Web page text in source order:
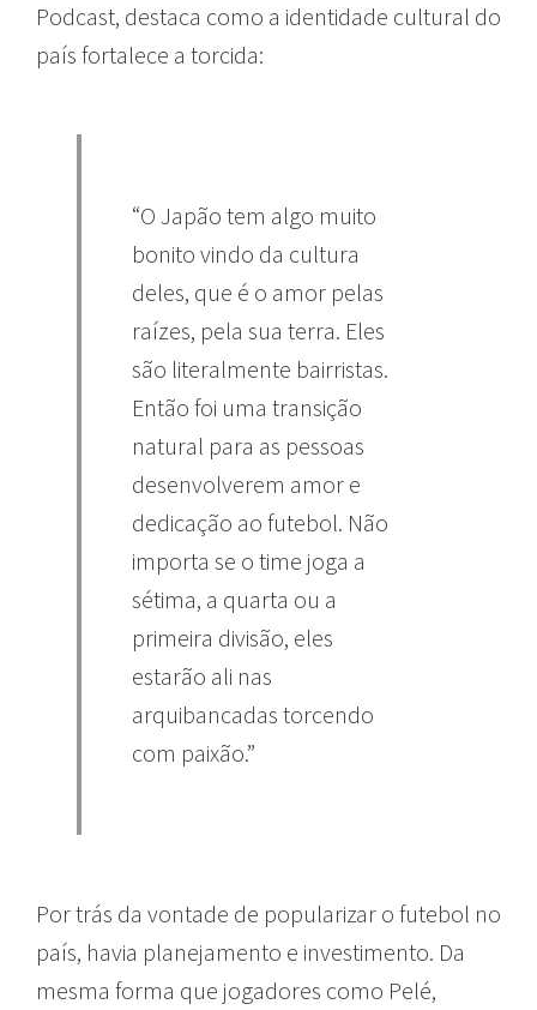
Podcast, destaca como a identidade cultural do
país fortalece a torcida:
“O Japão tem algo muito
bonito vindo da cultura
deles, que é o amor pelas
raízes, pela sua terra. Eles
são literalmente bairristas.
Então foi uma transição
natural para as pessoas
desenvolverem amor e
dedicação ao futebol. Não
importa se o time joga a
sétima, a quarta ou a
primeira divisão, eles
estarão ali nas
arquibancadas torcendo
com paixão.”
Por trás da vontade de popularizar o futebol no
país, havia planejamento e investimento. Da
mesma forma que jogadores como Pelé,